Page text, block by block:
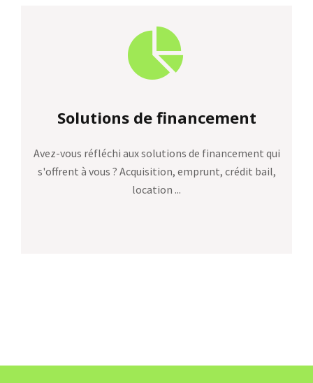
Solutions de financement
Avez-vous réfléchi aux solutions de financement qui
s'offrent à vous ? Acquisition, emprunt, crédit bail,
location ...